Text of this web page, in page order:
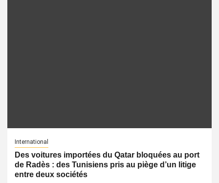
International
Des voitures importées du Qatar bloquées au port
de Radès : des Tunisiens pris au piège d’un litige
entre deux sociétés